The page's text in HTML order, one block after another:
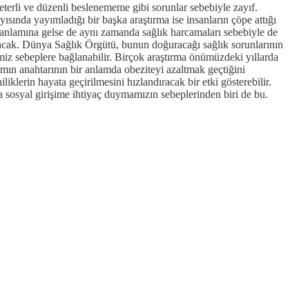
ve düzenli beslenememe gibi sorunlar sebebiyle zayıf.
yayımladığı bir başka araştırma ise insanların çöpe attığı
gelse de aynı zamanda sağlık harcamaları sebebiyle de
Dünya Sağlık Örgütü, bunun doğuracağı sağlık sorunlarının
sebeplere bağlanabilir. Birçok araştırma önümüzdeki yıllarda
anahtarının bir anlamda obeziteyi azaltmak geçtiğini
hayata geçirilmesini hızlandıracak bir etki gösterebilir.
girişime ihtiyaç duymamızın sebeplerinden biri de bu.